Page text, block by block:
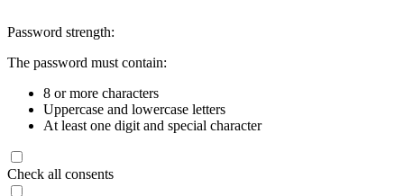
Password strength:
The password must contain:
8 or more characters
Uppercase and lowercase letters
At least one digit and special character
Check all consents